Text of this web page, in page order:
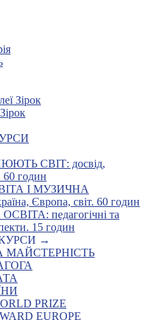
Зірок
СВІТ: досвід,
60 годин
І МУЗИЧНА
Європа, світ. 60 годин
педагогічні та
15 годин
→
МАЙСТЕРНІСТЬ
PRIZE
EUROPE